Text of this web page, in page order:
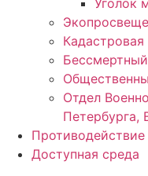
Кадастровая
Отдел
Петербурга,
Доступная среда